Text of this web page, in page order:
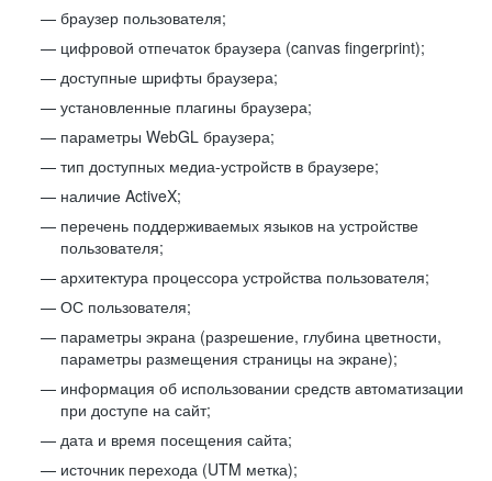
браузер пользователя;
цифровой отпечаток браузера (canvas fingerprint);
доступные шрифты браузера;
установленные плагины браузера;
параметры WebGL браузера;
тип доступных медиа-устройств в браузере;
наличие ActiveX;
перечень поддерживаемых языков на устройстве
пользователя;
архитектура процессора устройства пользователя;
ОС пользователя;
параметры экрана (разрешение, глубина цветности,
параметры размещения страницы на экране);
информация об использовании средств автоматизации
при доступе на сайт;
дата и время посещения сайта;
источник перехода (UTM метка);